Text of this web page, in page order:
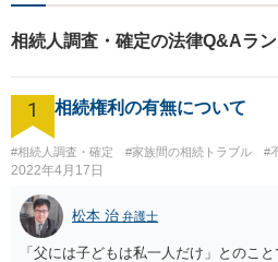
父さん名義の資産は当面は関係ありま
に関係します。 お母さんのお子さんで
も相続人の一人となります。 したがっ
は、お父さん、相談者さん（子）、前婚
続人となります。 法定相続分は、1/2、
寄りの法律事務所に相談されることをお
相続人調査・確定の法律Q&Aラ
1 相続権利の有無について
#相続人調査・確定 #家族間の相続トラブル #
2022年4月17日
松本 治 弁護士
「父には子どもは私一人だけ」とのこ